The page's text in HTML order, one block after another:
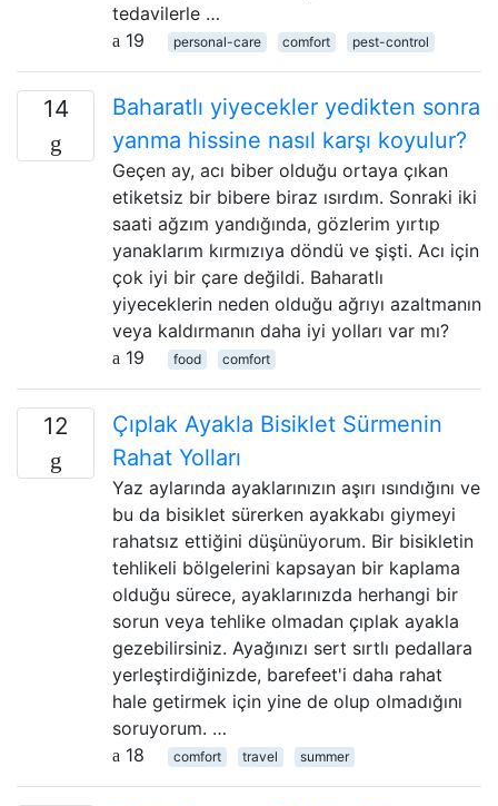
tedavilerle …
19
personal-care comfort pest-control
14
Baharatlı yiyecekler yedikten sonra
yanma hissine nasıl karşı koyulur?
Geçen ay, acı biber olduğu ortaya çıkan
etiketsiz bir bibere biraz ısırdım. Sonraki iki
saati ağzım yandığında, gözlerim yırtıp
yanaklarım kırmızıya döndü ve şişti. Acı için
çok iyi bir çare değildi. Baharatlı
yiyeceklerin neden olduğu ağrıyı azaltmanın
veya kaldırmanın daha iyi yolları var mı?
19
food comfort
12
Çıplak Ayakla Bisiklet Sürmenin
Rahat Yolları
Yaz aylarında ayaklarınızın aşırı ısındığını ve
bu da bisiklet sürerken ayakkabı giymeyi
rahatsız ettiğini düşünüyorum. Bir bisikletin
tehlikeli bölgelerini kapsayan bir kaplama
olduğu sürece, ayaklarınızda herhangi bir
sorun veya tehlike olmadan çıplak ayakla
gezebilirsiniz. Ayağınızı sert sırtlı pedallara
yerleştirdiğinizde, barefeet'i daha rahat
hale getirmek için yine de olup olmadığını
soruyorum. …
18
comfort travel summer